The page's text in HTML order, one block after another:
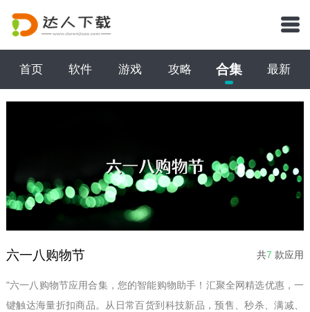
首页 软件 游戏 攻略 合集 最新
六一八购物节 共7 款应用
"六一八购物节应用合集，您的智能购物助手！汇聚全网精选优惠，一
键触达海量折扣商品。从日常百货到科技新品，预售、秒杀、满减、